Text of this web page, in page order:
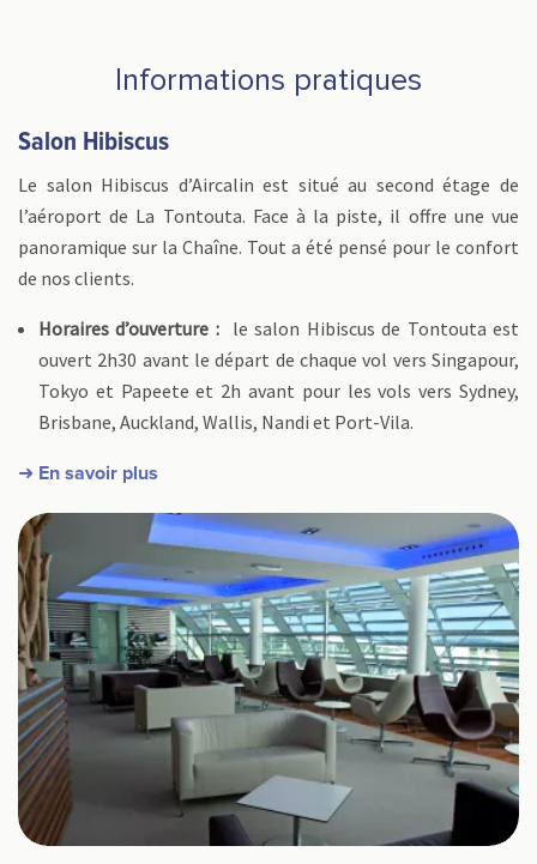
Informations pratiques
Salon Hibiscus
Le salon Hibiscus d’Aircalin est situé au second étage de
l’aéroport de La Tontouta. Face à la piste, il offre une vue
panoramique sur la Chaîne. Tout a été pensé pour le confort
de nos clients.
Horaires d’ouverture :le salon Hibiscus de Tontouta est
ouvert 2h30 avant le départ de chaque vol vers Singapour,
Tokyo et Papeete et 2h avant pour les vols vers Sydney,
Brisbane, Auckland, Wallis, Nandi et Port-Vila.
➜ En savoir plus